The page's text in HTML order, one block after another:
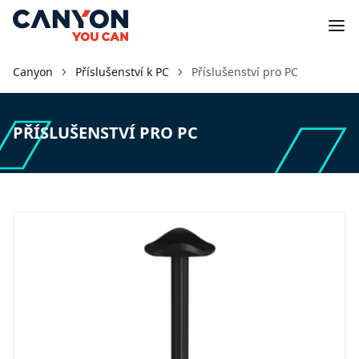
Canyon Příslušenství k PC Příslušenství pro PC
PŘÍSLUŠENSTVÍ PRO PC